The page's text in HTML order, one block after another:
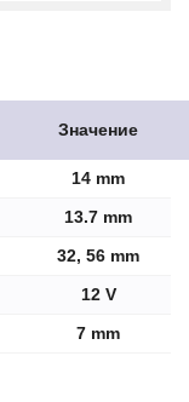
Значение
14 mm
13.7 mm
32, 56 mm
12 V
7 mm